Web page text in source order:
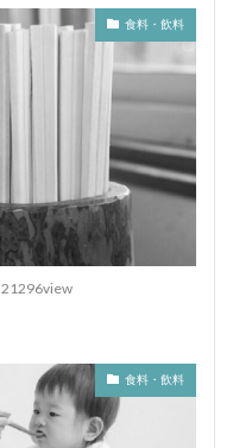
食料・飲料
21296view
食料・飲料